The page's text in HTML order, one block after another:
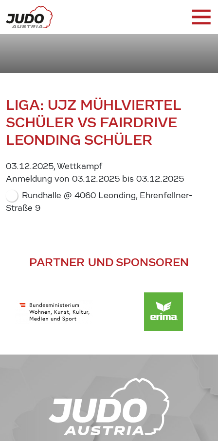
LIGA: UJZ MÜHLVIERTEL
SCHÜLER VS FAIRDRIVE
LEONDING SCHÜLER
03.12.2025, Wettkampf
Anmeldung von 03.12.2025 bis 03.12.2025
Rundhalle @ 4060 Leonding, Ehrenfellner-
Straße 9
PARTNER UND SPONSOREN